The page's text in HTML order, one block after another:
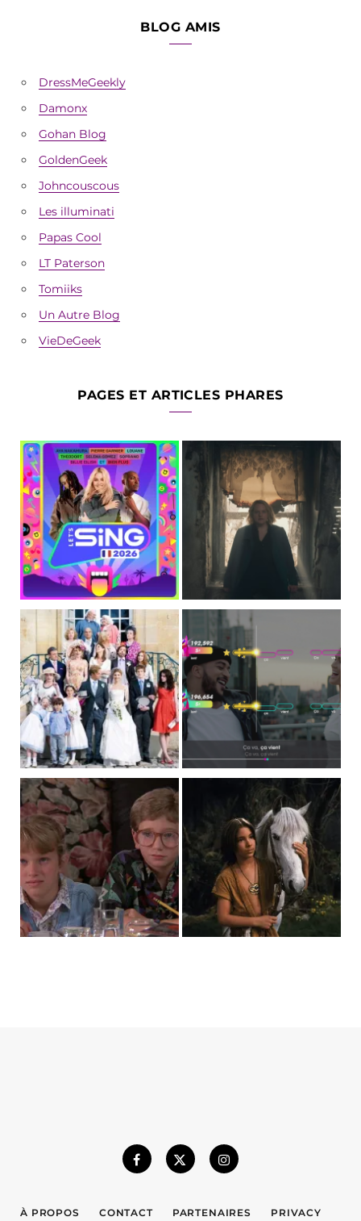
BLOG AMIS
DressMeGeekly
Damonx
Gohan Blog
GoldenGeek
Johncouscous
Les illuminati
Papas Cool
LT Paterson
Tomiiks
Un Autre Blog
VieDeGeek
PAGES ET ARTICLES PHARES
À PROPOS CONTACT PARTENAIRES PRIVACY